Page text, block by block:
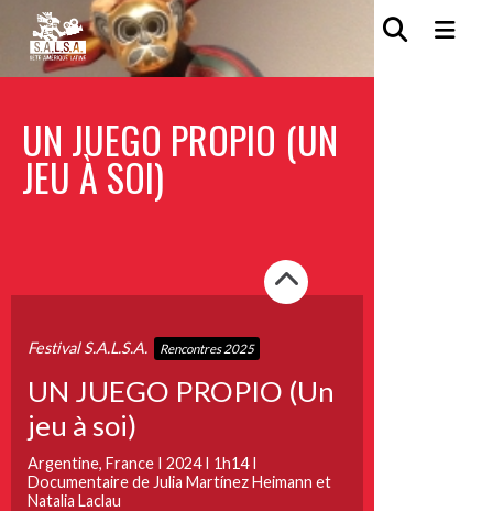
UN JUEGO PROPIO (UN
JEU À SOI)
Festival S.A.L.S.A. Rencontres 2025
UN JUEGO PROPIO (Un
jeu à soi)
Argentine, France I 2024 I 1h14 I
Documentaire de Julia Martínez Heimann et
Natalia Laclau